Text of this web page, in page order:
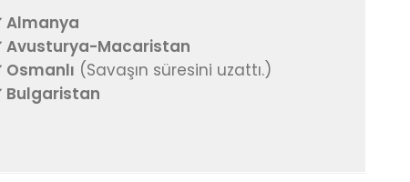
Almanya
Avusturya-Macaristan
Osmanlı (Savaşın süresini uzattı.)
Bulgaristan